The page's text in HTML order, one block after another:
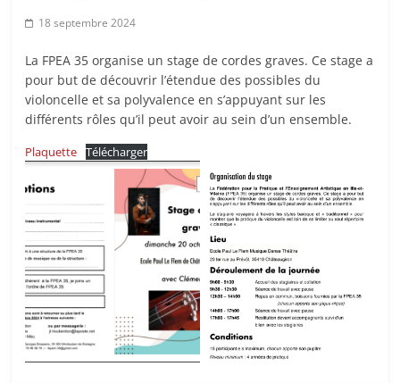
18 septembre 2024
La FPEA 35 organise un stage de cordes graves. Ce stage a
pour but de découvrir l’étendue des possibles du
violoncelle et sa polyvalence en s’appuyant sur les
différents rôles qu’il peut avoir au sein d’un ensemble.
Plaquette Télécharger